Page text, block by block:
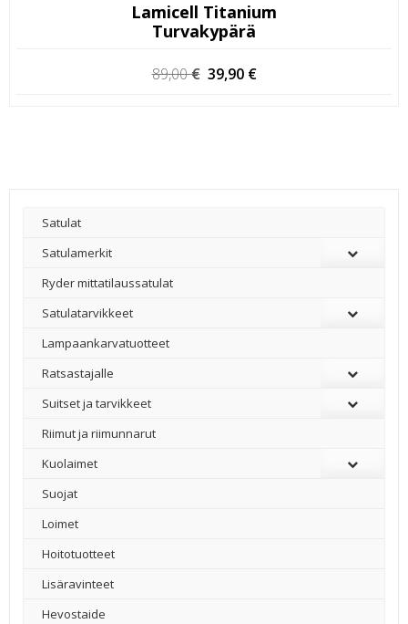
Lamicell Titanium
Turvakypärä
89,00€ Alkuperäinen
39,90 €
Satulat
Satulamerkit
Ryder mittatilaussatulat
Satulatarvikkeet
–
Lampaankarvatuotteet
Ratsastajalle
Suitset ja tarvikkeet
Riimut ja riimunnarut
Kuolaimet
Suojat
Loimet
Hoitotuotteet
Lisäravinteet
Hevostaide